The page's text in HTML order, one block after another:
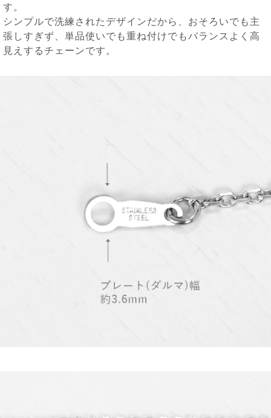
す。
シンプルで洗練されたデザインだから、おそろいでも主
張しすぎず、単品使いでも重ね付けでもバランスよく高
見えするチェーンです。